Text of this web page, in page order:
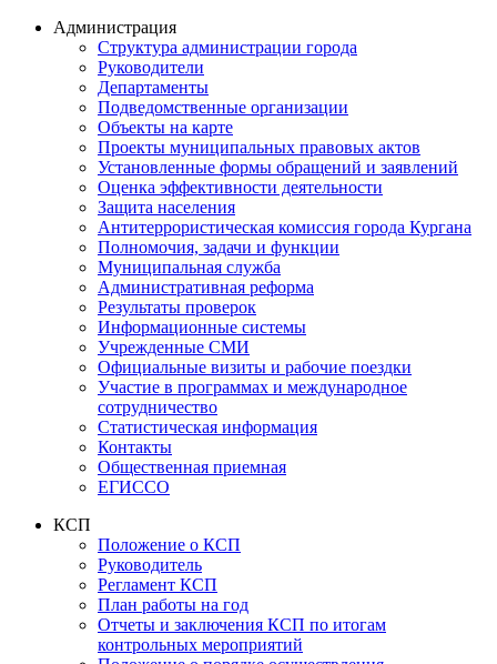
Администрация
Структура администрации города
Руководители
Департаменты
Подведомственные организации
Объекты на карте
Проекты муниципальных правовых актов
Установленные формы обращений и заявлений
Оценка эффективности деятельности
Защита населения
Антитеррористическая комиссия города Кургана
Полномочия, задачи и функции
Муниципальная служба
Административная реформа
Результаты проверок
Информационные системы
Учрежденные СМИ
Официальные визиты и рабочие поездки
Участие в программах и международное
сотрудничество
Статистическая информация
Контакты
Общественная приемная
ЕГИССО
КСП
Положение о КСП
Руководитель
Регламент КСП
План работы на год
Отчеты и заключения КСП по итогам
контрольных мероприятий